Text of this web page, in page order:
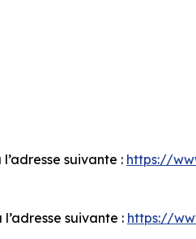
suivante : https://
suivante : https://